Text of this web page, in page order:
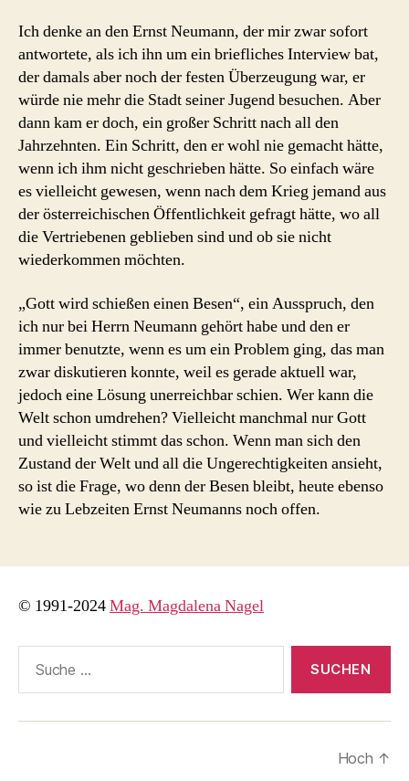
Ich denke an den Ernst Neumann, der mir zwar sofort
antwortete, als ich ihn um ein briefliches Interview bat,
der damals aber noch der festen Überzeugung war, er
würde nie mehr die Stadt seiner Jugend besuchen. Aber
dann kam er doch, ein großer Schritt nach all den
Jahrzehnten. Ein Schritt, den er wohl nie gemacht hätte,
wenn ich ihm nicht geschrieben hätte. So einfach wäre
es vielleicht gewesen, wenn nach dem Krieg jemand aus
der österreichischen Öffentlichkeit gefragt hätte, wo all
die Vertriebenen geblieben sind und ob sie nicht
wiederkommen möchten.
„Gott wird schießen einen Besen“, ein Ausspruch, den
ich nur bei Herrn Neumann gehört habe und den er
immer benutzte, wenn es um ein Problem ging, das man
zwar diskutieren konnte, weil es gerade aktuell war,
jedoch eine Lösung unerreichbar schien. Wer kann die
Welt schon umdrehen? Vielleicht manchmal nur Gott
und vielleicht stimmt das schon. Wenn man sich den
Zustand der Welt und all die Ungerechtigkeiten ansieht,
so ist die Frage, wo denn der Besen bleibt, heute ebenso
wie zu Lebzeiten Ernst Neumanns noch offen.
© 1991-2024Mag. Magdalena Nagel
nach:
Hoch ↑